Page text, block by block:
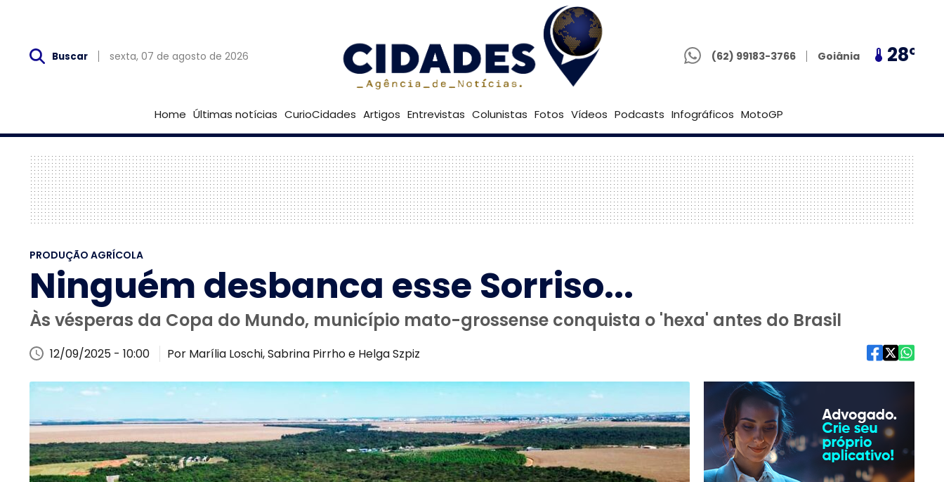
Buscar sexta, 07 de agosto de 2026 (62) 99183-3766
Goiânia 28º Brasília Goiânia 28º Brasília 26º
Home Últimas notícias CurioCidades Artigos Entrevistas Colunistas Fotos Vídeos Podcasts Infográficos MotoGP
PRODUÇÃO AGRÍCOLA
Ninguém desbanca esse Sorriso...
Às vésperas da Copa do Mundo, município mato-grossense conquista o 'hexa' antes do Brasil
12/09/2025 - 10:00 Por Marília Loschi, Sabrina Pirrho e Helga Szpiz